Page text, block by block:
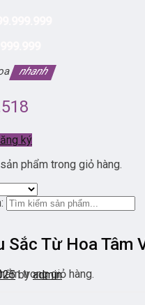
nhanh
ký
phẩm trong giỏ hàng.
trong giỏ hàng.
Sắc Từ Hoa Tâm
byadmin